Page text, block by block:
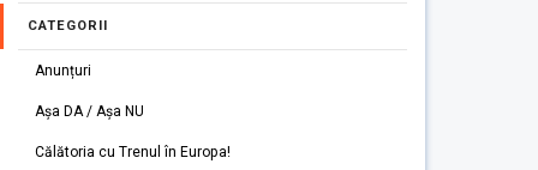
CATEGORII
Anunțuri
Așa DA / Așa NU
Călătoria cu Trenul în Europa!